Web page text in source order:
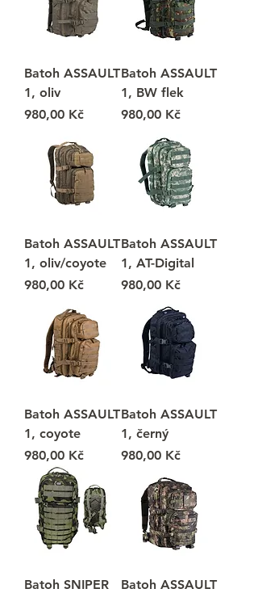
Batoh ASSAULT
1, oliv
Cena
980,00 Kč
Batoh ASSAULT
1, BW flek
Cena
980,00 Kč
Batoh ASSAULT
1, oliv/coyote
Cena
980,00 Kč
Batoh ASSAULT
1, AT-Digital
Cena
980,00 Kč
Batoh ASSAULT
1, coyote
Cena
980,00 Kč
Batoh ASSAULT
1, černý
Cena
980,00 Kč
Batoh SNIPER
Batoh ASSAULT